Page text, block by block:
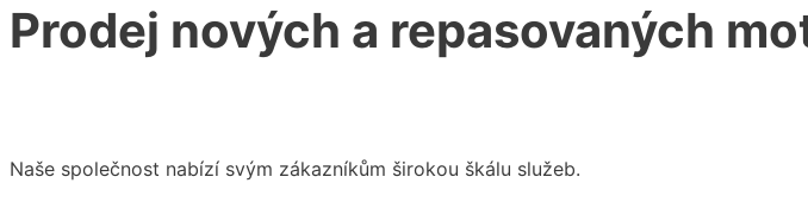
Prodej nových a repasovaných
Naše společnost nabízí svým zákazníkům širokou škálu služeb.